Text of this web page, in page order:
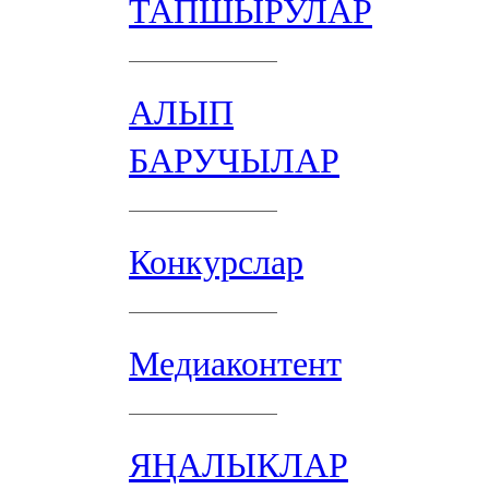
ТАПШЫРУЛАР
АЛЫП
БАРУЧЫЛАР
Конкурслар
Медиаконтент
ЯҢАЛЫКЛАР